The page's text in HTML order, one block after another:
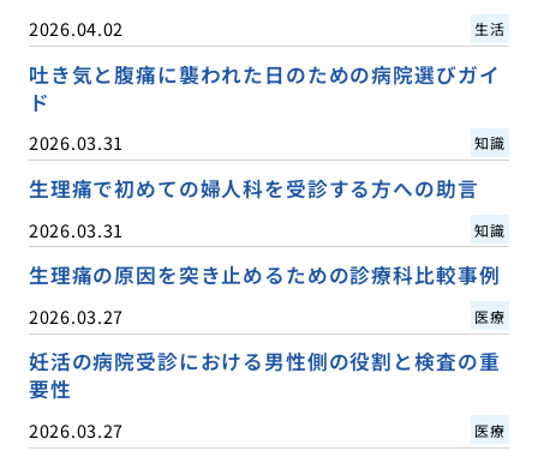
2026.04.02 生活
吐き気と腹痛に襲われた日のための病院選びガイ
ド
2026.03.31 知識
生理痛で初めての婦人科を受診する方への助言
2026.03.31 知識
生理痛の原因を突き止めるための診療科比較事例
2026.03.27 医療
妊活の病院受診における男性側の役割と検査の重
要性
2026.03.27 医療